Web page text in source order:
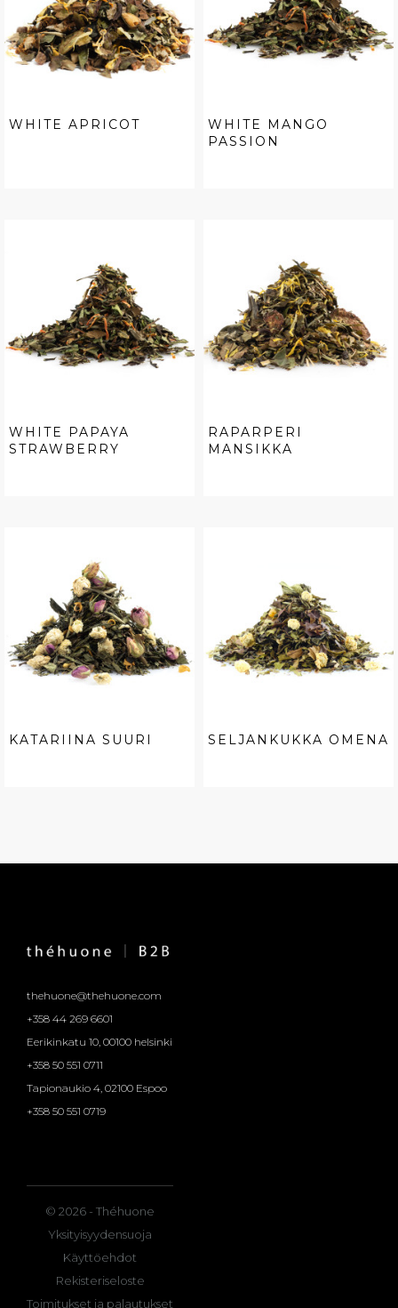
WHITE APRICOT
WHITE MANGO
PASSION
WHITE PAPAYA
STRAWBERRY
RAPARPERI
MANSIKKA
KATARIINA SUURI SELJANKUKKA OMENA
thehuone@thehuone.com
+358 44 269 6601
Eerikinkatu 10, 00100 helsinki
+358 50 551 0711
Tapionaukio 4, 02100 Espoo
+358 50 551 0719
© 2026 - Théhuone
Yksityisyydensuoja
Käyttöehdot
Rekisteriseloste
Toimitukset ja palautukset